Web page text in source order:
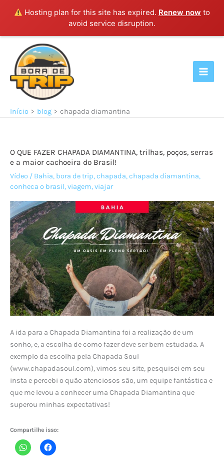
Hosting plan for this site has expired. Renew now to
avoid service disruption.
conteúdo
Início blog chapada diamantina
O QUE FAZER CHAPADA DIAMANTINA, trilhas, poços, serras
e a maior cachoeira do Brasil!
Vídeo / Bahia, bora de trip,chapada,chapada diamantina,
conheca o brasil,viagem,viajar
A ida para a Chapada Diamantina foi a realização de um
sonho, e, a escolha de como fazer deve ser bem estudada. A
exemplo da escolha pela Chapada Soul
(www.chapadasoul.com), vimos seu site, pesquisei em seu
insta e percebi o quão atenciosos são, um equipe fantástica e
que me levou a conhecer uma Chapada Diamantina que
superou minhas expectativas!
Compartilhe isso: